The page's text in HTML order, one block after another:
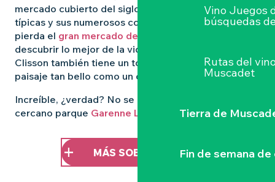
Vino Juegos
búsquedas
Rutas del
Muscadet
Tierra de
Fin de semana
mercado cubierto del siglo XIV, sus callejuelas
típicas y sus numerosos comercios locales. No se
pierda el gran mercado de los viernes
descubrir lo mejor de la vida local bajo las Halles.
Clisson también tiene un toque italiano, con un
paisaje tan bello como un cuadro.
Increíble, ¿verdad? No se pierda una visita al
cercano parque Garenne Lemot
MÁS SOBRE CLISSON